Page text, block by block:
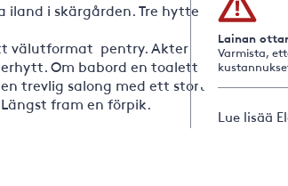
i skärgården. Tre hytter
välutformat pentry. Akter
Om babord en toalett
trevlig salong med ett stort
fram en förpik.
Lainan
Varmista,
Lue lisää